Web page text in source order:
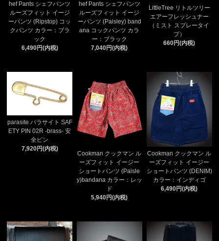
hef Pants シェフパンツ
ルーズフィット イージ
ーパンツ (Ripstop) コッ
クパンツ カラー：ブラ
ック
6,490円(内税)
hef Pants シェフパンツ
ルーズフィット イージ
ーパンツ (Paisley) band
ana コックパンツ カラ
ー：ブラック
7,040円(内税)
LittleTree リトルツリー
エアーフレッシュナー
（ミスト スプレータイ
プ）
660円(内税)
parasite パラサイト SAF
ETY PIN 02R -brass- 安
全ピン
7,920円(内税)
Cookman クックマン ル
ーズフィット イージー
ショートパンツ (Paisle
y)bandana カラー：レッ
ド
5,940円(内税)
Cookman クックマン ル
ーズフィット イージー
ショートパンツ (DENIM)
カラー：インディゴ
6,490円(内税)